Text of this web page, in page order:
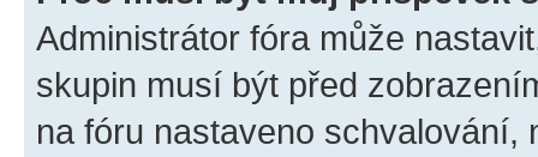
Administrátor fóra může
skupin musí být před
na fóru nastaveno schvalování,